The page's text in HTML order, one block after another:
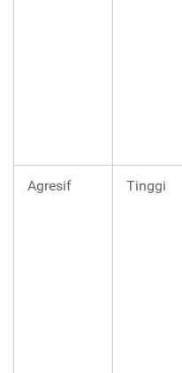
Agresif Tinggi